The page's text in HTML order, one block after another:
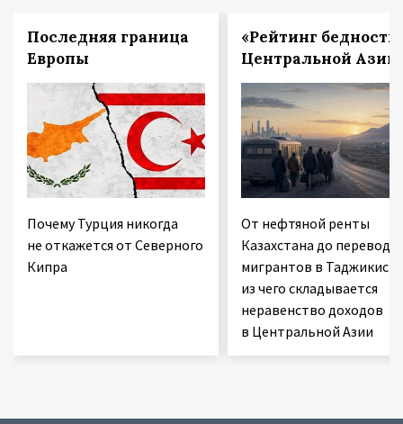
Последняя граница
Европы
Почему Турция никогда
не откажется от Северного
Кипра
«Рейтинг
Центральной Азии
От нефтяной ренты
Казахстана до
мигрантов в
из чего складывается
неравенство доходов
в Центральной Азии